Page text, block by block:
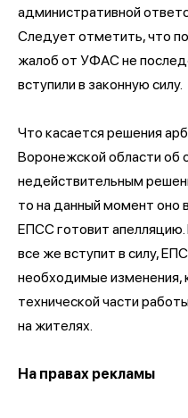
административной
Следует отметить, что
жалоб от УФАС не
вступили в законную силу.
Что касается решения
Воронежской области об
недействительным
то на данный момент оно
ЕПСС готовит апелляцию.
все же вступит в силу,
необходимые изменения,
технической части
на жителях.
На правах рекламы